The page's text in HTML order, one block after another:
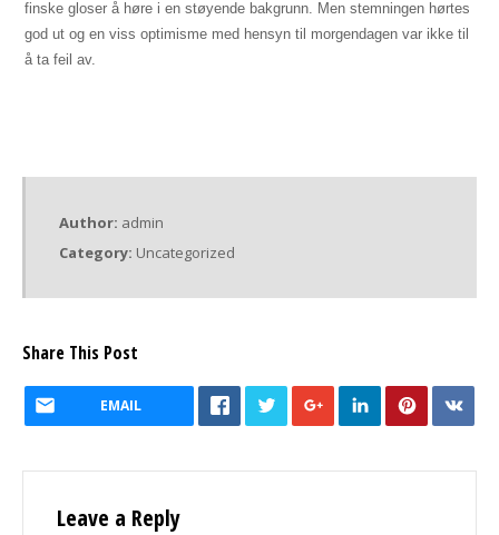
finske gloser å høre i en støyende bakgrunn. Men stemningen hørtes
god ut og en viss optimisme med hensyn til morgendagen var ikke til
å ta feil av.
Author: admin
Category: Uncategorized
Share This Post
EMAIL
Leave a Reply